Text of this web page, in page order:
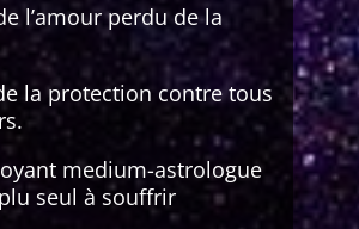
l’amour perdu de la
la protection contre tous
medium-astrologue
seul à souffrir